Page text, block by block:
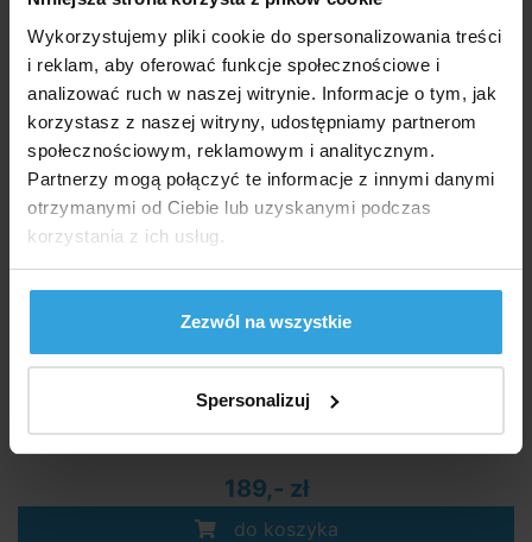
Wykorzystujemy pliki cookie do spersonalizowania treści
i reklam, aby oferować funkcje społecznościowe i
analizować ruch w naszej witrynie. Informacje o tym, jak
korzystasz z naszej witryny, udostępniamy partnerom
społecznościowym, reklamowym i analitycznym.
Partnerzy mogą połączyć te informacje z innymi danymi
otrzymanymi od Ciebie lub uzyskanymi podczas
korzystania z ich usług.
Zezwól na wszystkie
Spersonalizuj
224,- zł
do koszyka
Niebieski żagiel solarny do basenu o średnicy 4,6m
W Magazynie > 50 szt
we czwartek u was
189,- zł
do koszyka